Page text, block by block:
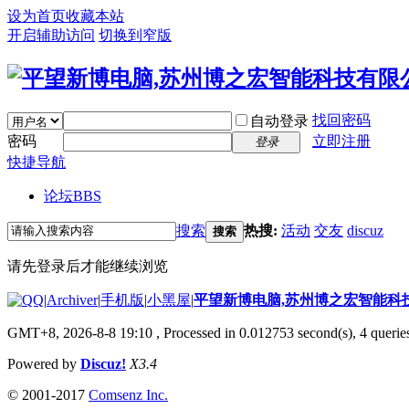
设为首页收藏本站
开启辅助访问 切换到窄版
自动登录 找回密码
密码
登录
立即注册
快捷导航
论坛BBS
搜索 搜索 热搜: 活动 交友 discuz
请先登录后才能继续浏览
|Archiver|手机版|小黑屋|平望新博电脑,苏州博之宏智能科
GMT+8, 2026-8-8 19:10 , Processed in 0.012753 second(s), 4
Powered by Discuz! X3.4
© 2001-2017 Comsenz Inc.